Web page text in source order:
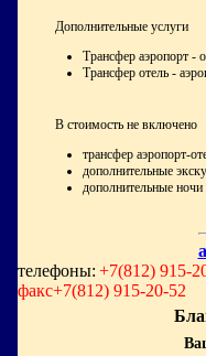
Дополнительные услуги
Трансфер аэропорт -
Трансфер отель -
В стоимость не включено
трансфер аэропорт-
дополнительные
дополнительные
телефоны: +7(812) 915-
факс+7(812) 915-20-52